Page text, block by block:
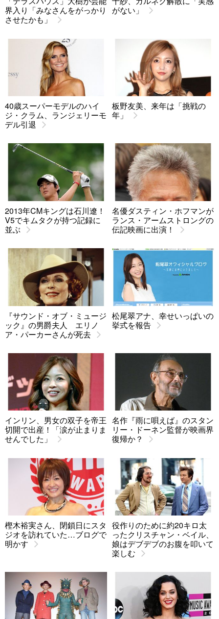
界入り「みなさんをがっかり
させたかも」
がない」
40歳スーパーモデルのハイ
ジ・クラム、ランジェリーモ
デル引退
板野友美、来年は「挑戦の
年」
2013年CMキングは石川遼！
V5でキムタクが持つ記録に
並ぶ
名優ダスティン・ホフマンが
ランス・アームストロングの
伝記映画に出演！
『サウンド・オブ・ミュージ
ック』の男爵夫人 エリノ
ア・パーカーさんが死去
松尾翠アナ、幸せいっぱいの
挙式を報告
インリン、男女の双子を帝王
切開で出産！「涙が止まりま
せんでした」
名作『雨に唄えば』のスタン
リー・ドーネン監督が映画界
復帰か？
樫木裕実さん、閉鎖日にスタ
ジオを訪れていた…ブログで
明かす
役作りのために約20キロ太
ったクリスチャン・ベイル、
娘はデブデブのお腹を叩いて
楽しむ